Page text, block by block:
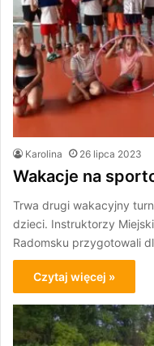
Karolina 26 lipca 2023
Wakacje na
Trwa drugi wakacyjny
dzieci. Instruktorzy
Radomsku przygotowali
Czytaj więcej »